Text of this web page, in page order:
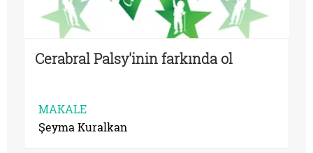
Cerabral Palsy'inin farkında ol
MAKALE
Şeyma Kuralkan